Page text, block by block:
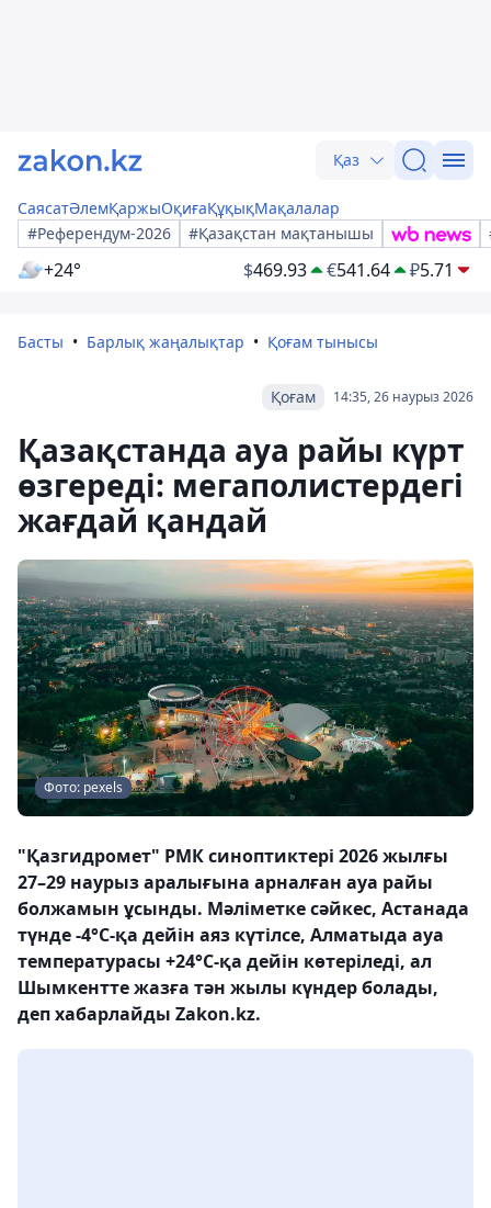
Қаз
СаясатӘлемҚаржыОқиғаҚұқықМақалалар
#Референдум-2026
#Қазақстан мақтанышы
+24° $469.93 €541.64 ₽5.71
Басты Барлық жаңалықтар Қоғам тынысы
14:35, 26 наурыз 2026
Қоғам
Қазақстанда ауа райы күрт
өзгереді: мегаполистердегі
жағдай қандай
Фото: pexels
"Қазгидромет" РМК синоптиктері 2026 жылғы
27–29 наурыз аралығына арналған ауа райы
болжамын ұсынды. Мәліметке сәйкес, Астанада
түнде -4°С-қа дейін аяз күтілсе, Алматыда ауа
температурасы +24°С-қа дейін көтеріледі, ал
Шымкентте жазға тән жылы күндер болады,
деп хабарлайды Zakon.kz.